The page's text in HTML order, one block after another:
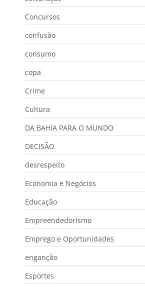
Concursos
confusão
consumo
copa
Crime
Cultura
DA BAHIA PARA O MUNDO
DECISÃO
desrespeito
Economia e Negócios
Educação
Empreendedorismo
Emprego e Oportunidades
enganção
Esportes